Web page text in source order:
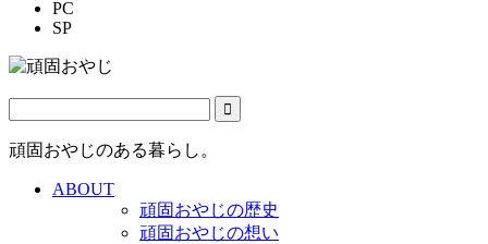
PC
SP
頑固おやじのある暮らし。
ABOUT
頑固おやじの歴史
頑固おやじの想い